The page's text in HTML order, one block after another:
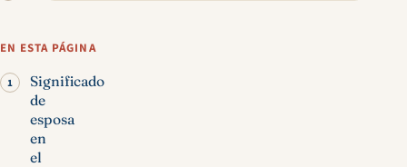
EN ESTA PÁGINA
Significado
de
esposa
en
el